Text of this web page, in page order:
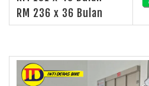
RM 236 x 36 Bulan